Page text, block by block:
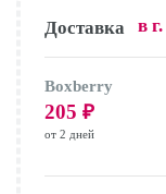
Доставка в г.
Boxberry
205 ₽
от 2 дней